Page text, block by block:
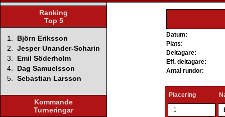
Ranking
Top 5
1.
Björn Eriksson
2. Jesper Unander-Scharin
3.
Emil Söderholm
4.
Dag Samuelsson
5. Sebastian Larsson
Kommande
Turneringar
Datum:
Plats:
Deltagare:
Eff. deltagare:
Antal rundor:
Placering
1